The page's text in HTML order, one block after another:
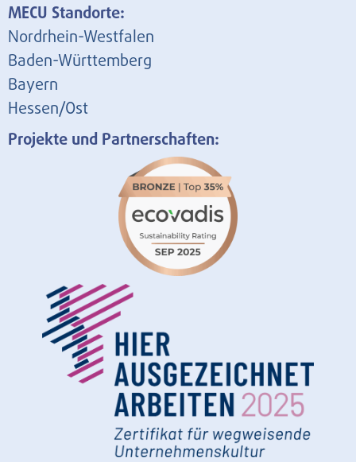
MECU Standorte:
Nordrhein-Westfalen
Baden-Württemberg
Bayern
Hessen/Ost
Projekte und Partnerschaften: